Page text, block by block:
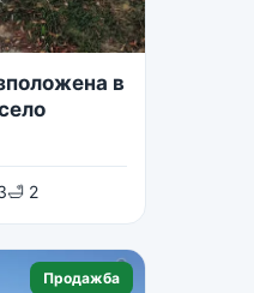
в
🛁 2
Продажба